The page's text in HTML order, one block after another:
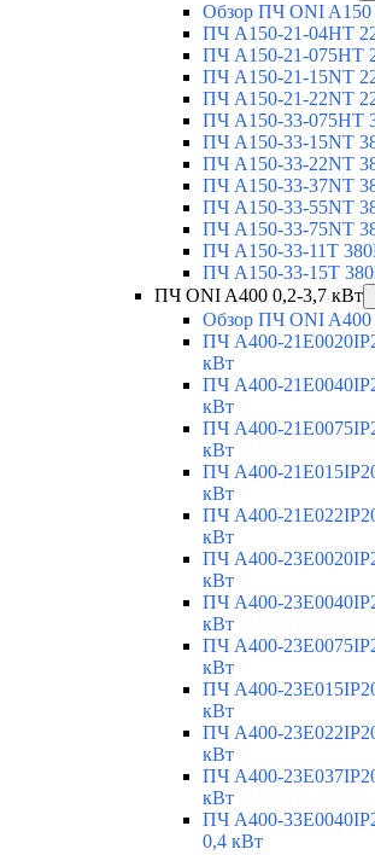
Обзор ПЧ ONI A150
ПЧ A150-21-04HT
ПЧ A150-21-075HT
ПЧ A150-21-15NT
ПЧ A150-21-22NT
ПЧ A150-33-075HT
ПЧ A150-33-15NT
ПЧ A150-33-22NT
ПЧ A150-33-37NT
ПЧ A150-33-55NT
ПЧ A150-33-75NT
ПЧ A150-33-11T
ПЧ A150-33-15T
ПЧ ONI A400 0,2-3,7 кВт
Обзор ПЧ ONI A400
ПЧ A400-
кВт
ПЧ A400-
кВт
ПЧ A400-
кВт
ПЧ A400-
кВт
ПЧ A400-
кВт
ПЧ A400-
кВт
ПЧ A400-
кВт
ПЧ A400-
кВт
ПЧ A400-
кВт
ПЧ A400-
кВт
ПЧ A400-
кВт
ПЧ A400-
0,4 кВт